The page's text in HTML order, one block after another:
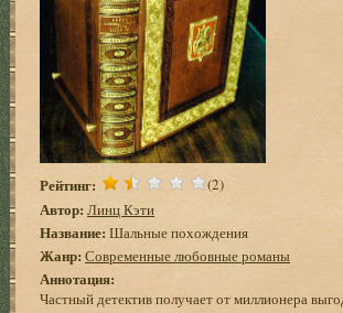
Рейтинг: (2)
Автор: Линц Кэти
Название: Шальные похождения
Жанр: Современные любовные романы
Аннотация:
Частный детектив получает от миллионера